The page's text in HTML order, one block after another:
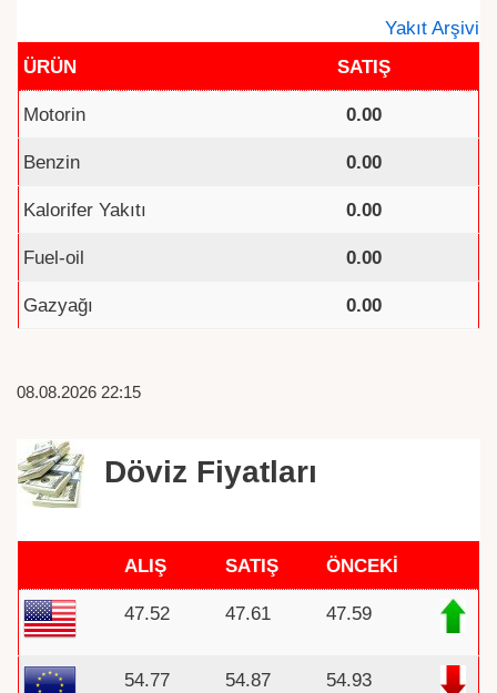
Yakıt Arşivi
ÜRÜN
SATIŞ
Motorin 0.00
Benzin 0.00
Kalorifer Yakıtı 0.00
Fuel-oil 0.00
Gazyağı 0.00
08.08.2026 22:15
Döviz Fiyatları
ALIŞ SATIŞ ÖNCEKİ
47.52 47.61 47.59
54.77 54.87 54.93